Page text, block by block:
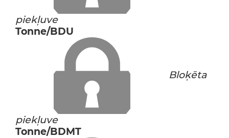
piekļuve
Tonne/BDU
Bloķēta
piekļuve
Tonne/BDMT